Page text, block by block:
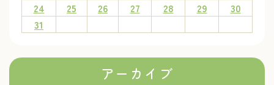
24
25 26 27 28 29
30
31
アーカイブ